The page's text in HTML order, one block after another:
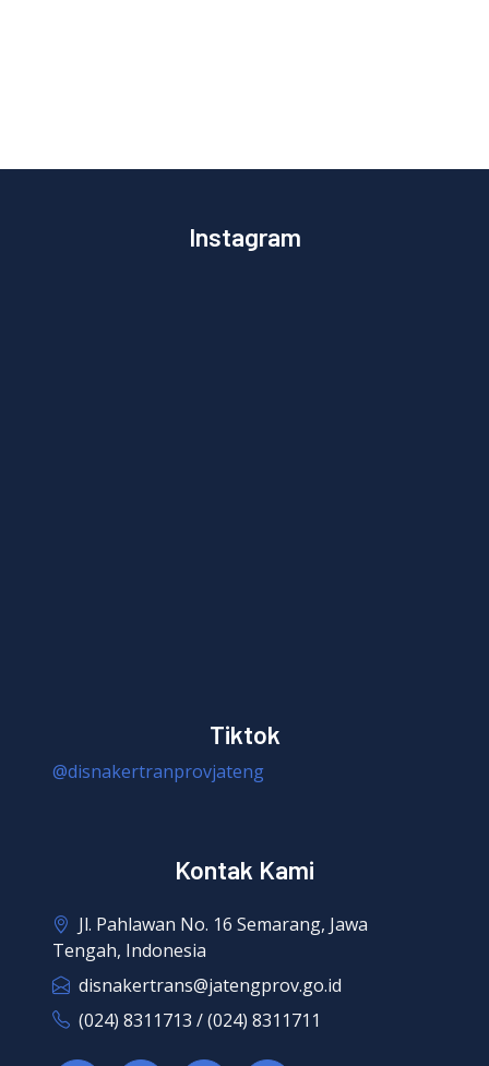
Instagram
Tiktok
@disnakertranprovjateng
Kontak Kami
Jl. Pahlawan No. 16 Semarang, Jawa
Tengah, Indonesia
disnakertrans@jatengprov.go.id
(024) 8311713 / (024) 8311711